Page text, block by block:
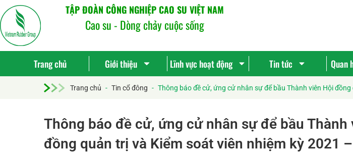
TẬP ĐOÀN CÔNG NGHIỆP CAO SU VIỆT NAM
Cao su - Dòng chảy cuộc sống
Trang chủ Giới thiệu Lĩnh vực hoạt động Tin tức Quan
Trang chủ - Tin cổ đông - Thông báo đề cử, ứng cử nhân sự để bầu Thành viên Hội
Thông báo đề cử, ứng cử nhân sự để bầu Thành
đồng quản trị và Kiểm soát viên nhiệm kỳ 2021